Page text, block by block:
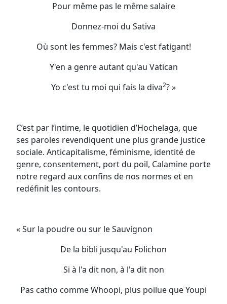
Pour même pas le même salaire
Donnez-moi du Sativa
Où sont les femmes? Mais c'est fatigant!
Y'en a genre autant qu'au Vatican
Yo c'est tu moi qui fais la diva2? »
C’est par l’intime, le quotidien d’Hochelaga, que
ses paroles revendiquent une plus grande justice
sociale. Anticapitalisme, féminisme, identité de
genre, consentement, port du poil, Calamine porte
notre regard aux confins de nos normes et en
redéfinit les contours.
« Sur la poudre ou sur le Sauvignon
De la bibli jusqu'au Folichon
Si à l'a dit non, à l'a dit non
Pas catho comme Whoopi, plus poilue que Youpi